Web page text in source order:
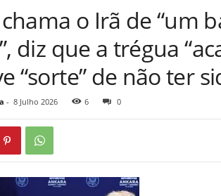
o Irã de “um
diz que a trégua
“sorte” de não ter
- 8 Julho 2026 6 0